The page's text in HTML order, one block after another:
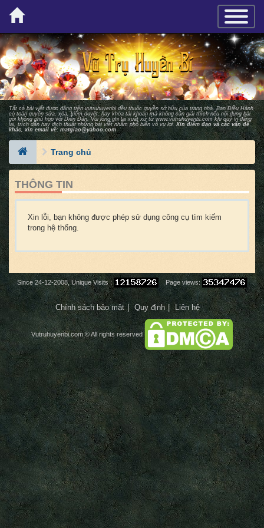
×
Tất cả bài viết được đăng trên vutruhuyenbi đều thuộc quyền sở hữu của trang nhà. Ban Ðiều Hành
có toàn quyền sửa, xóa, kiểm duyệt, hay khóa tài khoản mà không cần giải thích nếu nội dung bài
gởi không phù hợp với Diễn Ðàn. Vui lòng ghi lại xuất xứ từwww.vutruhuyenbi.comkhi quý vị đăng
lại, trích dẫn hay dịch thuật những bài viết nhằm phổ biến vô vụ lợi. Xin điểm đạo và các vấn đề
khác, xin email về: matgiao@yahoo.com
Trang chủ
THÔNG TIN
Xin lỗi, bạn không được phép sử dụng công cụ tìm kiếm
trong hệ thống.
Since 24-12-2008, Unique Visits : Page views:
Chính sách bảo mật Quy định Liên hệ
Vutruhuyenbi.com© All rights reserved